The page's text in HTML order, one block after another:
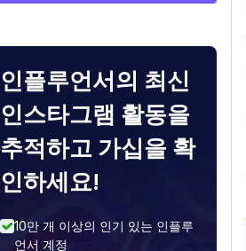
인플루언서의 최신
인스타그램 활동을
추적하고 가십을 확
인하세요!
10만 개 이상의 인기 있는 인플루
언서 계정